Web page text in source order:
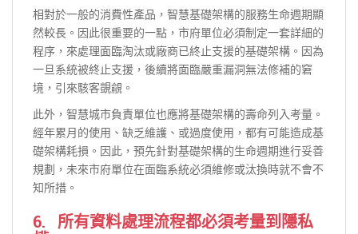
相對於一般的消費性產品，智慧基礎架構的服務生命週期顯
然較長。因此很重要的一點，市府單位必須制定一套詳細的
程序，來處理面臨淘汰或廠商已終止支援的基礎架構。因為
一旦系統被終止支援，後續將面臨嚴重漏洞無法修補的窘
境，引來駭客覬覦。
此外，智慧城市負責單位也應將基礎架構的壽命列入考量。
經年累月的使用、缺乏維護、或過度使用，都有可能造成基
礎架構耗損。因此，預先針對基礎架構的生命週期進行妥善
規劃，未來市府單位在面臨系統必須維修或汰換時就不會不
知所措。
6. 所有資料處理流程都必須考量到隱私